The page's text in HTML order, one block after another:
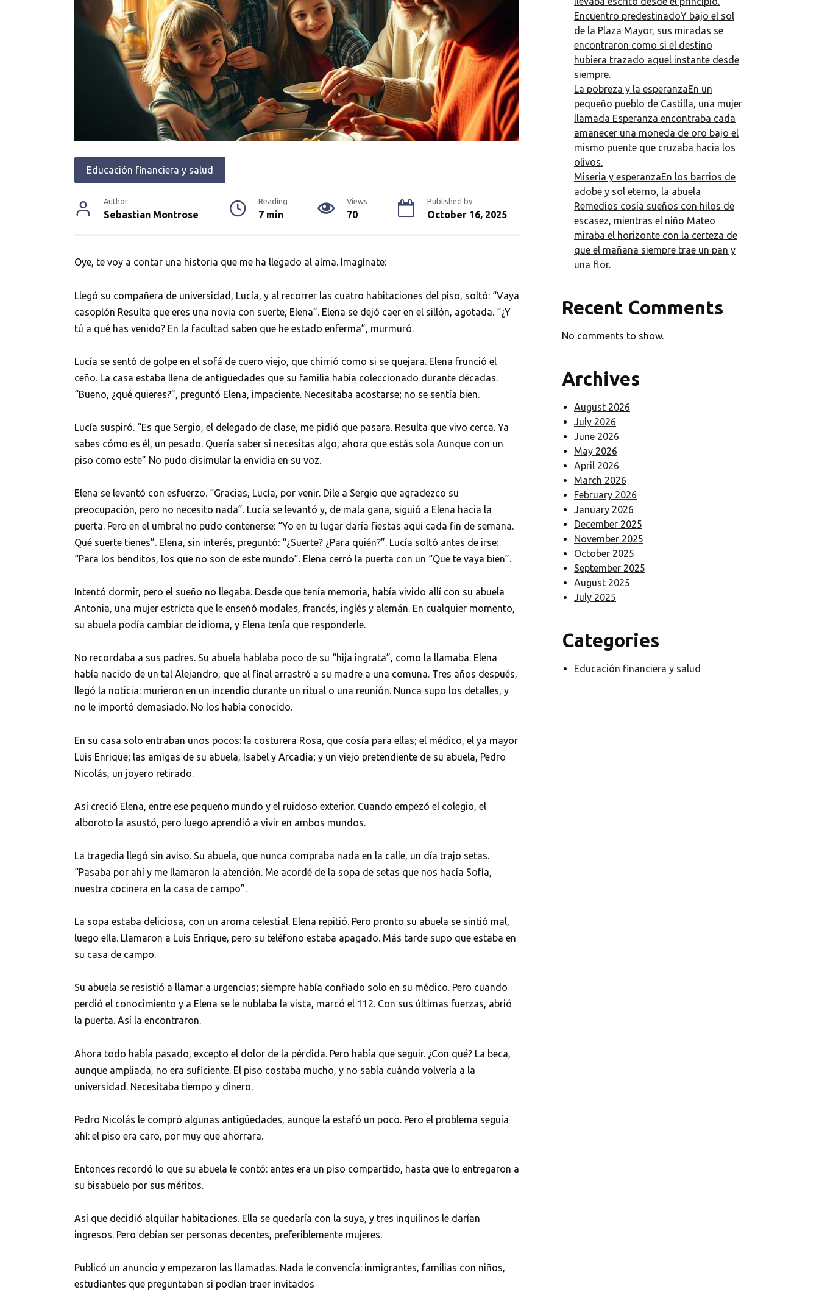
Educación financiera y salud
Author
Sebastian Montrose
Reading
7 min
Views
70
Published by
October 16, 2025
Oye, te voy a contar una historia que me ha llegado al alma. Imagínate:
Llegó su compañera de universidad, Lucía, y al recorrer las cuatro habitaciones del piso, soltó: “Vaya
casoplón Resulta que eres una novia con suerte, Elena”. Elena se dejó caer en el sillón, agotada. “¿Y
tú a qué has venido? En la facultad saben que he estado enferma”, murmuró.
Lucía se sentó de golpe en el sofá de cuero viejo, que chirrió como si se quejara. Elena frunció el
ceño. La casa estaba llena de antigüedades que su familia había coleccionado durante décadas.
“Bueno, ¿qué quieres?”, preguntó Elena, impaciente. Necesitaba acostarse; no se sentía bien.
Lucía suspiró. “Es que Sergio, el delegado de clase, me pidió que pasara. Resulta que vivo cerca. Ya
sabes cómo es él, un pesado. Quería saber si necesitas algo, ahora que estás sola Aunque con un
piso como este” No pudo disimular la envidia en su voz.
Elena se levantó con esfuerzo. “Gracias, Lucía, por venir. Dile a Sergio que agradezco su
preocupación, pero no necesito nada”. Lucía se levantó y, de mala gana, siguió a Elena hacia la
puerta. Pero en el umbral no pudo contenerse: “Yo en tu lugar daría fiestas aquí cada fin de semana.
Qué suerte tienes”. Elena, sin interés, preguntó: “¿Suerte? ¿Para quién?”. Lucía soltó antes de irse:
“Para los benditos, los que no son de este mundo”. Elena cerró la puerta con un “Que te vaya bien”.
Intentó dormir, pero el sueño no llegaba. Desde que tenía memoria, había vivido allí con su abuela
Antonia, una mujer estricta que le enseñó modales, francés, inglés y alemán. En cualquier momento,
su abuela podía cambiar de idioma, y Elena tenía que responderle.
No recordaba a sus padres. Su abuela hablaba poco de su “hija ingrata”, como la llamaba. Elena
había nacido de un tal Alejandro, que al final arrastró a su madre a una comuna. Tres años después,
llegó la noticia: murieron en un incendio durante un ritual o una reunión. Nunca supo los detalles, y
no le importó demasiado. No los había conocido.
En su casa solo entraban unos pocos: la costurera Rosa, que cosía para ellas; el médico, el ya mayor
Luis Enrique; las amigas de su abuela, Isabel y Arcadia; y un viejo pretendiente de su abuela, Pedro
Nicolás, un joyero retirado.
Así creció Elena, entre ese pequeño mundo y el ruidoso exterior. Cuando empezó el colegio, el
alboroto la asustó, pero luego aprendió a vivir en ambos mundos.
La tragedia llegó sin aviso. Su abuela, que nunca compraba nada en la calle, un día trajo setas.
“Pasaba por ahí y me llamaron la atención. Me acordé de la sopa de setas que nos hacía Sofía,
nuestra cocinera en la casa de campo”.
La sopa estaba deliciosa, con un aroma celestial. Elena repitió. Pero pronto su abuela se sintió mal,
luego ella. Llamaron a Luis Enrique, pero su teléfono estaba apagado. Más tarde supo que estaba en
su casa de campo.
Su abuela se resistió a llamar a urgencias; siempre había confiado solo en su médico. Pero cuando
perdió el conocimiento y a Elena se le nublaba la vista, marcó el 112. Con sus últimas fuerzas, abrió
la puerta. Así la encontraron.
Ahora todo había pasado, excepto el dolor de la pérdida. Pero había que seguir. ¿Con qué? La beca,
aunque ampliada, no era suficiente. El piso costaba mucho, y no sabía cuándo volvería a la
universidad. Necesitaba tiempo y dinero.
Pedro Nicolás le compró algunas antigüedades, aunque la estafó un poco. Pero el problema seguía
ahí: el piso era caro, por muy que ahorrara.
Entonces recordó lo que su abuela le contó: antes era un piso compartido, hasta que lo entregaron a
su bisabuelo por sus méritos.
Así que decidió alquilar habitaciones. Ella se quedaría con la suya, y tres inquilinos le darían
ingresos. Pero debían ser personas decentes, preferiblemente mujeres.
Publicó un anuncio y empezaron las llamadas. Nada le convencía: inmigrantes, familias con niños,
estudiantes que preguntaban si podían traer invitados
Encuentro predestinadoY bajo el sol
de la Plaza Mayor, sus miradas se
encontraron como si el destino
hubiera trazado aquel instante desde
siempre.
La pobreza y la esperanzaEn un
pequeño pueblo de Castilla, una mujer
llamada Esperanza encontraba cada
amanecer una moneda de oro bajo el
mismo puente que cruzaba hacia los
olivos.
Miseria y esperanzaEn los barrios de
adobe y sol eterno, la abuela
Remedios cosía sueños con hilos de
escasez, mientras el niño Mateo
miraba el horizonte con la certeza de
que el mañana siempre trae un pan y
una flor.
Recent Comments
No comments to show.
Archives
August 2026
July 2026
June 2026
May 2026
April 2026
March 2026
February 2026
January 2026
December 2025
November 2025
October 2025
September 2025
August 2025
July 2025
Categories
Educación financiera y salud